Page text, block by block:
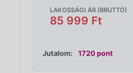
LAKOSSÁGI ÁR (BRUTTÓ)
85 999 Ft
Jutalom: 1720 pont